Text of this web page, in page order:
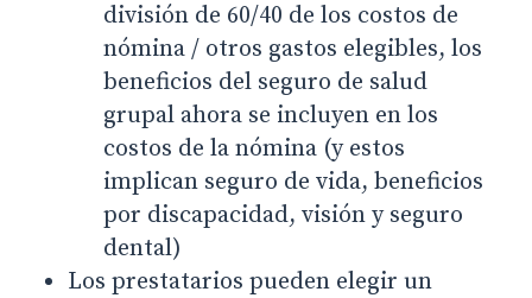
división de 60/40 de los costos de
nómina / otros gastos elegibles, los
beneficios del seguro de salud
grupal ahora se incluyen en los
costos de la nómina (y estos
implican seguro de vida, beneficios
por discapacidad, visión y seguro
dental)
Los prestatarios pueden elegir un